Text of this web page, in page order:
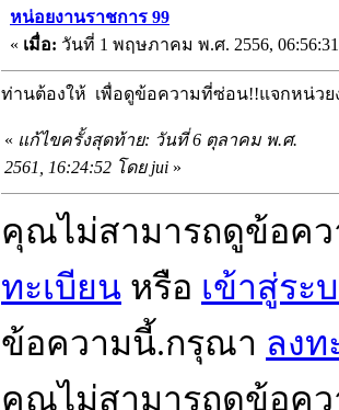
หน่อยงานราชการ 99
« เมื่อ: วันที่ 1 พฤษภาคม พ.ศ. 2556,
ท่านต้องให้ เพื่อดูข้อความที่ซ่อน!!แจกหน่ว
« แก้ไขครั้งสุดท้าย: วันที่ 6 ตุลาคม พ.ศ.
2561, 16:24:52 โดย jui »
คุณไม่สามารถดูข้อค
ทะเบียน หรือ เข้าสู่ระ
ข้อความนี้.กรุณา ลงท
คุณไม่สามารถดูข้อค